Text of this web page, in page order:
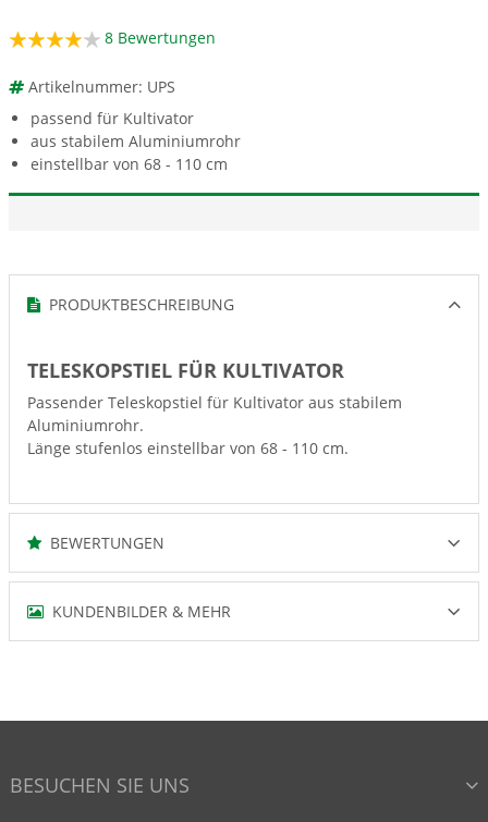
8 Bewertungen
Artikelnummer: UPS
passend für Kultivator
aus stabilem Aluminiumrohr
einstellbar von 68 - 110 cm
PRODUKTBESCHREIBUNG
TELESKOPSTIEL FÜR KULTIVATOR
Passender Teleskopstiel für Kultivator aus stabilem
Aluminiumrohr.
Länge stufenlos einstellbar von 68 - 110 cm.
BEWERTUNGEN
KUNDENBILDER & MEHR
BESUCHEN SIE UNS